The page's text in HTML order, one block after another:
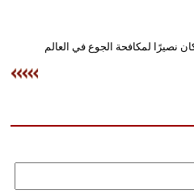
وتكنولوجيا
مدوَّنات
أبراج
نصيرًا لمكافحة الجوع في العالم